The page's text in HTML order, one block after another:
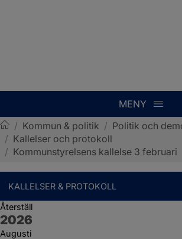
MENY
Sotenäs kommun
/ Kommun & politik / Politik och
/ Kallelser och protokoll
/ Kommunstyrelsens kallelse 3 februari
KALLELSER & PROTOKOLL
Återställ
År:
2026
Augusti